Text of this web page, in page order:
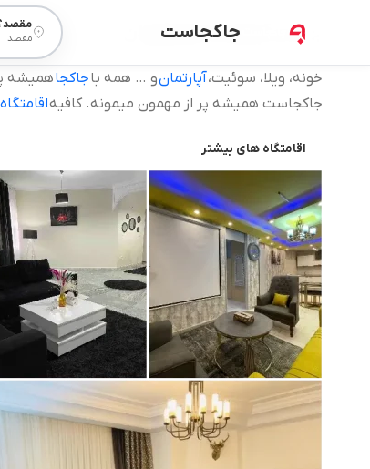
جاکجاست مقصد برترین آپارتمان های تهران
خونه، ویلا، سوئیت،آپارتمانو … همه باجاکجاهمیشه
جاکجاست همیشه پر از مهمون میمونه. کافیهاقامتگاه
اقامتگاه های بیشتر